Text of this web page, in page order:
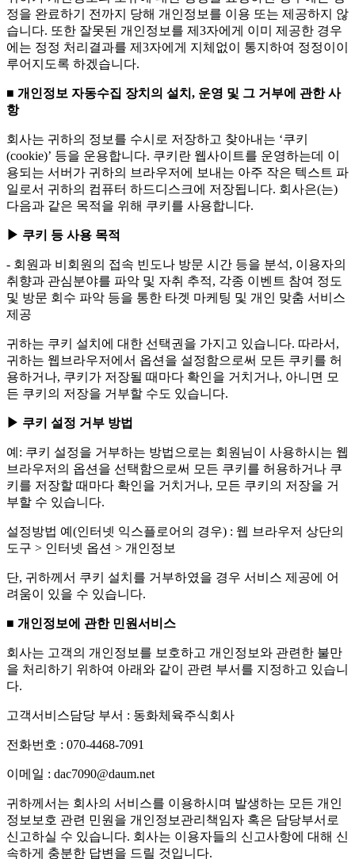
정을 완료하기 전까지 당해 개인정보를 이용 또는 제공하지 않
습니다. 또한 잘못된 개인정보를 제3자에게 이미 제공한 경우
에는 정정 처리결과를 제3자에게 지체없이 통지하여 정정이이
루어지도록 하겠습니다.
■ 개인정보 자동수집 장치의 설치, 운영 및 그 거부에 관한 사
항
회사는 귀하의 정보를 수시로 저장하고 찾아내는 ‘쿠키
(cookie)’ 등을 운용합니다. 쿠키란 웹사이트를 운영하는데 이
용되는 서버가 귀하의 브라우저에 보내는 아주 작은 텍스트 파
일로서 귀하의 컴퓨터 하드디스크에 저장됩니다. 회사은(는)
다음과 같은 목적을 위해 쿠키를 사용합니다.
▶ 쿠키 등 사용 목적
- 회원과 비회원의 접속 빈도나 방문 시간 등을 분석, 이용자의
취향과 관심분야를 파악 및 자취 추적, 각종 이벤트 참여 정도
및 방문 회수 파악 등을 통한 타겟 마케팅 및 개인 맞춤 서비스
제공
귀하는 쿠키 설치에 대한 선택권을 가지고 있습니다. 따라서,
귀하는 웹브라우저에서 옵션을 설정함으로써 모든 쿠키를 허
용하거나, 쿠키가 저장될 때마다 확인을 거치거나, 아니면 모
든 쿠키의 저장을 거부할 수도 있습니다.
▶ 쿠키 설정 거부 방법
예: 쿠키 설정을 거부하는 방법으로는 회원님이 사용하시는 웹
브라우저의 옵션을 선택함으로써 모든 쿠키를 허용하거나 쿠
키를 저장할 때마다 확인을 거치거나, 모든 쿠키의 저장을 거
부할 수 있습니다.
설정방법 예(인터넷 익스플로어의 경우) : 웹 브라우저 상단의
도구 > 인터넷 옵션 > 개인정보
단, 귀하께서 쿠키 설치를 거부하였을 경우 서비스 제공에 어
려움이 있을 수 있습니다.
■ 개인정보에 관한 민원서비스
회사는 고객의 개인정보를 보호하고 개인정보와 관련한 불만
을 처리하기 위하여 아래와 같이 관련 부서를 지정하고 있습니
다.
고객서비스담당 부서 : 동화체육주식회사
전화번호 : 070-4468-7091
이메일 : dac7090@daum.net
귀하께서는 회사의 서비스를 이용하시며 발생하는 모든 개인
정보보호 관련 민원을 개인정보관리책임자 혹은 담당부서로
신고하실 수 있습니다. 회사는 이용자들의 신고사항에 대해 신
속하게 충분한 답변을 드릴 것입니다.